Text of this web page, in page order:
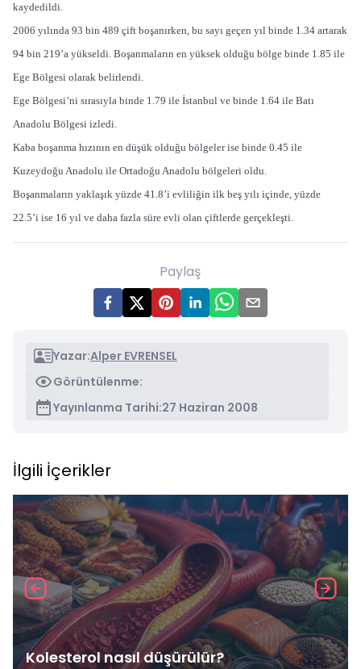
kaydedildi.
2006 yılında 93 bin 489 çift boşanırken, bu sayı geçen yıl binde 1.34 artarak
94 bin 219’a yükseldi. Boşanmaların en yüksek olduğu bölge binde 1.85 ile
Ege Bölgesi olarak belirlendi.
Ege Bölgesi’ni sırasıyla binde 1.79 ile İstanbul ve binde 1.64 ile Batı
Anadolu Bölgesi izledi.
Kaba boşanma hızının en düşük olduğu bölgeler ise binde 0.45 ile
Kuzeydoğu Anadolu ile Ortadoğu Anadolu bölgeleri oldu.
Boşanmaların yaklaşık yüzde 41.8’i evliliğin ilk beş yılı içinde, yüzde
22.5’i ise 16 yıl ve daha fazla süre evli olan çiftlerde gerçekleşti.
Paylaş
Yazar:Alper EVRENSEL
Görüntülenme:
Yayınlanma Tarihi:27 Haziran 2008
İlgili İçerikler
Kolesterol nasıl düşürülür?